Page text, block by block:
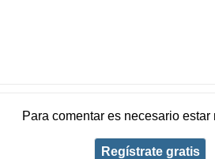
Para comentar es necesario estar
Regístrate gratis